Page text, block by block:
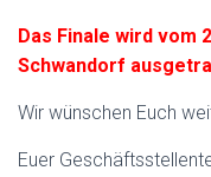
Das Finale wird vom
Schwandorf
Wir wünschen Euch
Euer